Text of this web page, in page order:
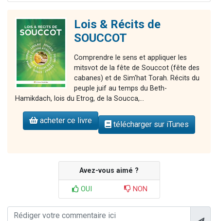
Lois & Récits de
SOUCCOT
Comprendre le sens et appliquer les
mitsvot de la fête de Souccot (fête des
cabanes) et de Sim'hat Torah. Récits du
peuple juif au temps du Beth-
Hamikdach, lois du Etrog, de la Soucca,...
acheter ce livre télécharger sur iTunes
Avez-vous aimé ?
OUI NON